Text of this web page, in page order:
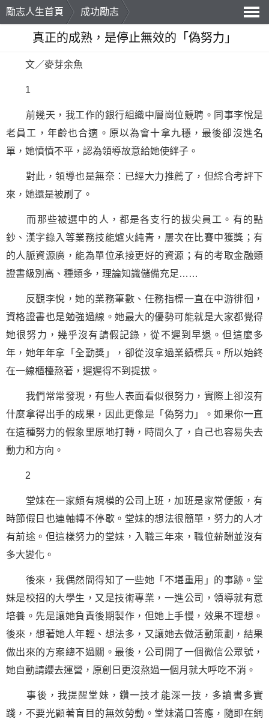
勵志人生首頁
成功勵志
導
真正的成熟，是停止無效的「偽努力」
文／麥芽余魚
1
前幾天，我工作的銀行組織中層崗位競聘。同事李悅是
老員工，年齡也合適。原以為會十拿九穩，最後卻沒進名
單，她憤憤不平，認為領導故意給她使絆子。
對此，領導也是無奈：已經大力推薦了，但綜合考評下
來，她還是被刷了。
而那些被選中的人，都是各支行的拔尖員工。有的點
鈔、漢字錄入等業務技能爐火純青，屢次在比賽中獲獎；有
的人脈資源廣，能為單位承接更好的資源；有的考取金融類
證書級別高、種類多，理論知識儲備充足……
反觀李悅，她的業務筆數、任務指標一直在中游徘徊，
資格證書也是勉強過線。她最大的優勢可能就是大家都覺得
她很努力，幾乎沒有請假記錄，從不遲到早退。但這麼多
年，她年年拿「全勤獎」，卻從沒拿過業績標兵。所以始終
在一線櫃檯熬著，遲遲得不到提拔。
我們常常發現，有些人表面看似很努力，實際上卻沒有
什麼拿得出手的成果，因此更像是「偽努力」。如果你一直
在這種努力的假象里原地打轉，時間久了，自己也容易失去
動力和方向。
2
堂妹在一家頗有規模的公司上班，加班是家常便飯，有
時節假日也連軸轉不停歇。堂妹的想法很簡單，努力的人才
有前途。但這樣努力的堂妹，入職三年來，職位薪酬並沒有
多大變化。
後來，我偶然間得知了一些她「不堪重用」的事跡。堂
妹是校招的大學生，又是技術專業，一進公司，領導就有意
培養。先是讓她負責後期製作，但她上手慢，效果不理想。
後來，想著她人年輕、想法多，又讓她去做活動策劃，結果
做出來的方案總不過關。最後，公司開了一個微信公眾號，
她自動請纓去運營，原創日更沒熬過一個月就大呼吃不消。
事後，我提醒堂妹，鑽一技才能深一技，多讀書多實
踐，不要光顧著盲目的無效勞動。堂妹滿口答應，隨即在網